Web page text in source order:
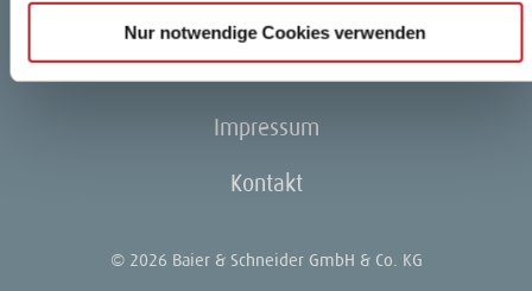
Nur notwendige Cookies verwenden
Unternehmen
Impressum
Kontakt
© 2026 Baier & Schneider GmbH & Co. KG